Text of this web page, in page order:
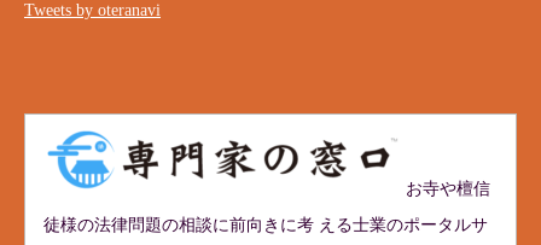
Tweets by oteranavi
お寺や檀信
徒様の法律問題の相談に前向きに考 える士業のポータルサ